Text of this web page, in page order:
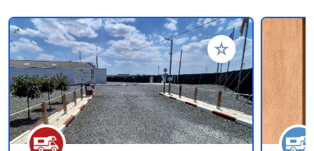
Zu Ihren Favoriten